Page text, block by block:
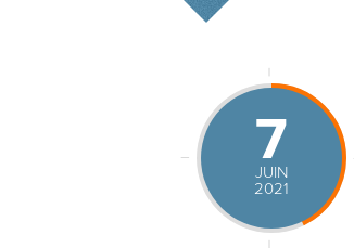
7
JUIN
2021